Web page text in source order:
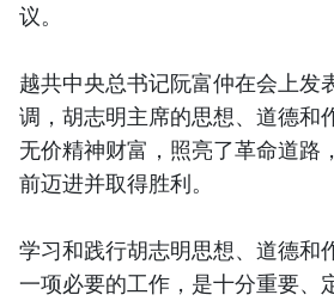
议。
越共中央总书记阮富仲在会上发
调，胡志明主席的思想、道德和
无价精神财富，照亮了革命道路
前迈进并取得胜利。
学习和践行胡志明思想、道德和
一项必要的工作，是十分重要、